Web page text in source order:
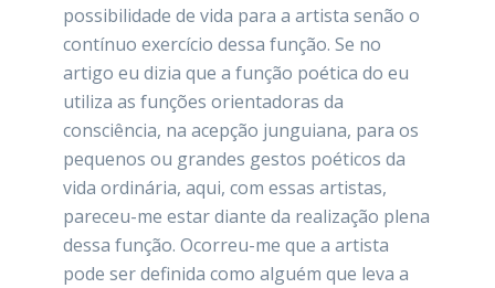
possibilidade de vida para a artista senão o
contínuo exercício dessa função. Se no
artigo eu dizia que a função poética do eu
utiliza as funções orientadoras da
consciência, na acepção junguiana, para os
pequenos ou grandes gestos poéticos da
vida ordinária, aqui, com essas artistas,
pareceu-me estar diante da realização plena
dessa função. Ocorreu-me que a artista
pode ser definida como alguém que leva a